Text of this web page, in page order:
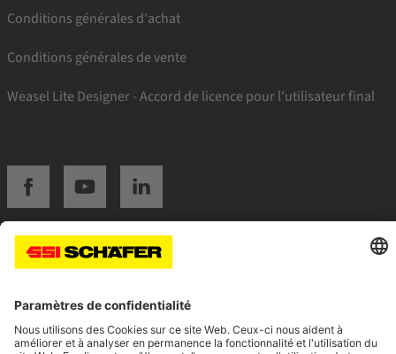
Conditions générales d'achat
Conditions générales de vente
Weasel Lite Designer - Accord de licence pour l'utilisateur final
SSI facebookSSI youtubeSSI linkedin
Navigate to home page